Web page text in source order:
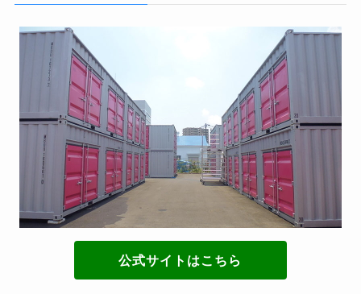
公式サイトはこちら